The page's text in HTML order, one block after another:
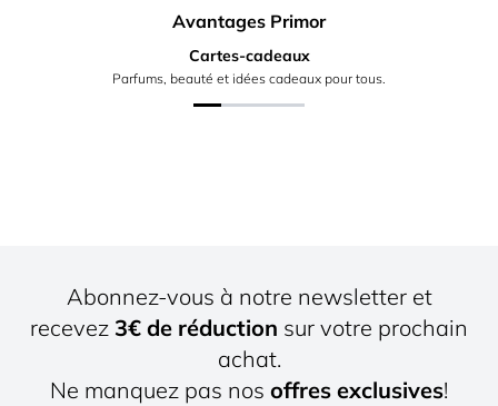
Avantages Primor
Cartes-cadeaux
Parfums, beauté et idées cadeaux pour tous.
Abonnez-vous à notre newsletter et
recevez 3€ de réduction sur votre prochain
achat.
Ne manquez pas nos offres exclusives!